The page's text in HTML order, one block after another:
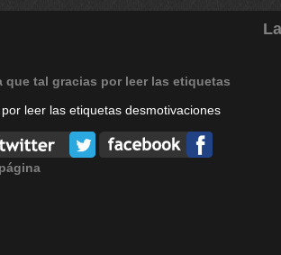
que tal gracias por leer las etiquetas